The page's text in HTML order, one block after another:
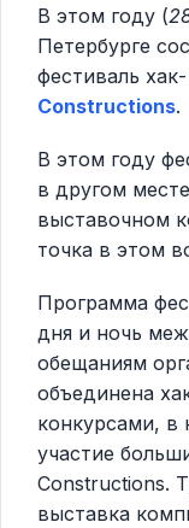
В этом году (
Петербурге
фестиваль
Constructions.
В этом году
в другом
выставочном
точка в этом
Программа
дня и ночь
обещаниям
объединена
конкурсами, в
участие
Constructions.
выставка